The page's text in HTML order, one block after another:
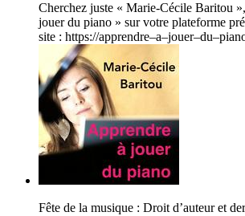
Cherchez juste « Marie-Cécile Baritou
jouer du piano » sur votre plateforme
site : https://
Fête de la musique : Droit d’auteur et